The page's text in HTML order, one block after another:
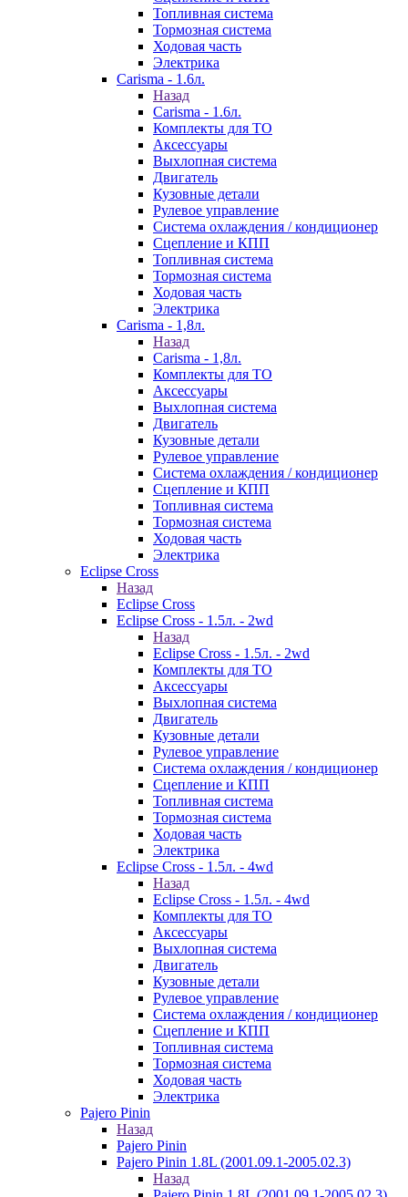
Топливная система
Тормозная система
Ходовая часть
Электрика
Carisma - 1.6л.
Назад
Carisma - 1.6л.
Комплекты для ТО
Аксессуары
Выхлопная система
Двигатель
Кузовные детали
Рулевое управление
Система охлаждения / кондиционер
Сцепление и КПП
Топливная система
Тормозная система
Ходовая часть
Электрика
Carisma - 1,8л.
Назад
Carisma - 1,8л.
Комплекты для ТО
Аксессуары
Выхлопная система
Двигатель
Кузовные детали
Рулевое управление
Система охлаждения / кондиционер
Сцепление и КПП
Топливная система
Тормозная система
Ходовая часть
Электрика
Eclipse Cross
Назад
Eclipse Cross
Eclipse Cross - 1.5л. - 2wd
Назад
Eclipse Cross - 1.5л. - 2wd
Комплекты для ТО
Аксессуары
Выхлопная система
Двигатель
Кузовные детали
Рулевое управление
Система охлаждения / кондиционер
Сцепление и КПП
Топливная система
Тормозная система
Ходовая часть
Электрика
Eclipse Cross - 1.5л. - 4wd
Назад
Eclipse Cross - 1.5л. - 4wd
Комплекты для ТО
Аксессуары
Выхлопная система
Двигатель
Кузовные детали
Рулевое управление
Система охлаждения / кондиционер
Сцепление и КПП
Топливная система
Тормозная система
Ходовая часть
Электрика
Pajero Pinin
Назад
Pajero Pinin
Pajero Pinin 1.8L (2001.09.1-2005.02.3)
Назад